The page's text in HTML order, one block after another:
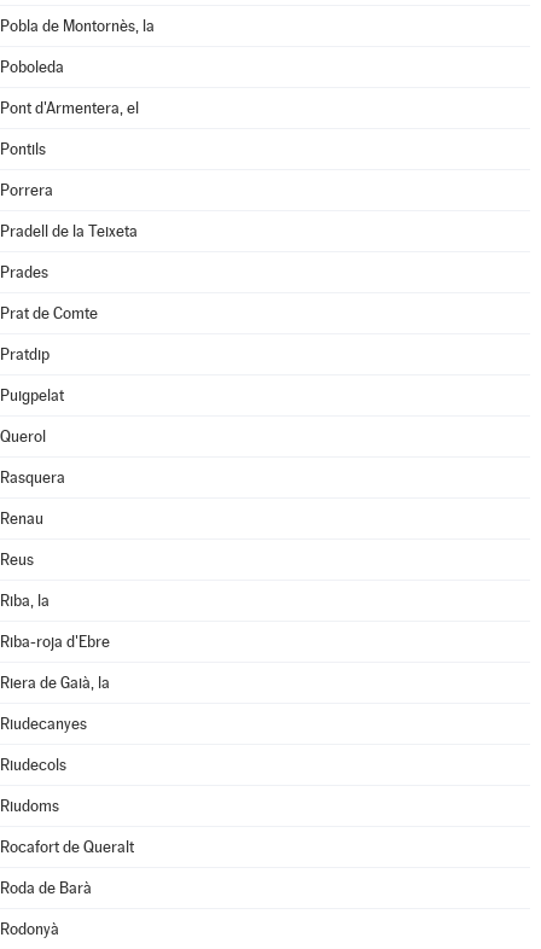
Pobla de Montornès, la
Poboleda
Pont d'Armentera, el
Pontils
Porrera
Pradell de la Teixeta
Prades
Prat de Comte
Pratdip
Puigpelat
Querol
Rasquera
Renau
Reus
Riba, la
Riba-roja d'Ebre
Riera de Gaià, la
Riudecanyes
Riudecols
Riudoms
Rocafort de Queralt
Roda de Barà
Rodonyà